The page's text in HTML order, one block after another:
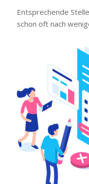
Entsprechende
schon oft nach